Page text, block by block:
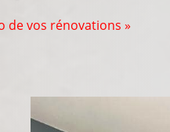
de vos rénovations »